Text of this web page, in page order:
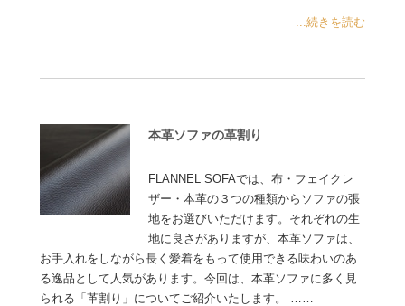
...続きを読む
本革ソファの革割り
FLANNEL SOFAでは、布・フェイクレ
ザー・本革の３つの種類からソファの張
地をお選びいただけます。それぞれの生
地に良さがありますが、本革ソファは、
お手入れをしながら長く愛着をもって使用できる味わいのあ
る逸品として人気があります。今回は、本革ソファに多く見
られる「革割り」についてご紹介いたします。 ……